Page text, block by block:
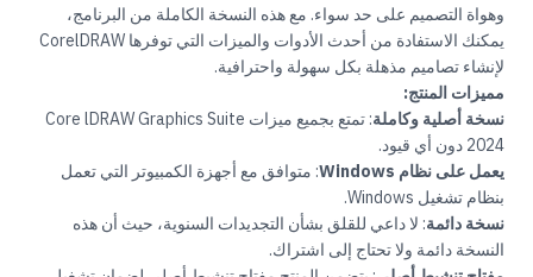
وهواة التصميم على حد سواء. مع هذه النسخة الكاملة من البرنامج،
يمكنك الاستفادة من أحدث الأدوات والميزات التي توفرها CorelDRAW
لإنشاء تصاميم مذهلة بكل سهولة واحترافية.
مميزات المنتج:
نسخة أصلية وكاملة
: تمتع بجميع ميزات Core lDRAW Graphics Suite
2024 دون أي قيود.
يعمل على نظام Windows
: متوافق مع أجهزة الكمبيوتر التي تعمل
بنظام تشغيل Windows.
نسخة دائمة: لا داعي للقلق بشأن التجديدات السنوية، حيث أن هذه
النسخة دائمة ولا تحتاج إلى اشتراك.